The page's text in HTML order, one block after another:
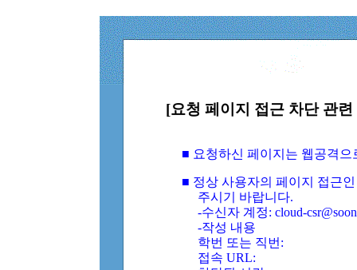
[요청 페이지 접근 차단 관
■ 요청하신 페이지는 웹공격
■ 정상 사용자의 페이지 접근
주시기 바랍니다.
-수신자 계정: cloud-
-작성 내용
학번 또는 직번:
접속 URL: